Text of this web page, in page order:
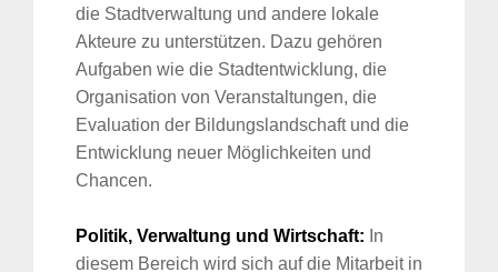
die Stadtverwaltung und andere lokale
Akteure zu unterstützen. Dazu gehören
Aufgaben wie die Stadtentwicklung, die
Organisation von Veranstaltungen, die
Evaluation der Bildungslandschaft und die
Entwicklung neuer Möglichkeiten und
Chancen.
Politik, Verwaltung und Wirtschaft: In
diesem Bereich wird sich auf die Mitarbeit in